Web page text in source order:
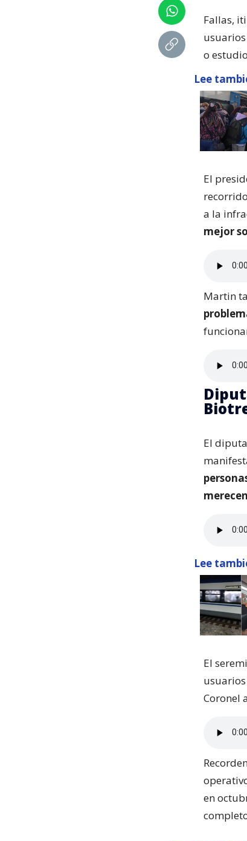
Fallas,
o
Lee
El
a la
mejor
Martin
El
Lee
El
Coronel
en